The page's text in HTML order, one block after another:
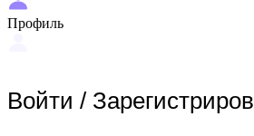
Профиль
Войти /